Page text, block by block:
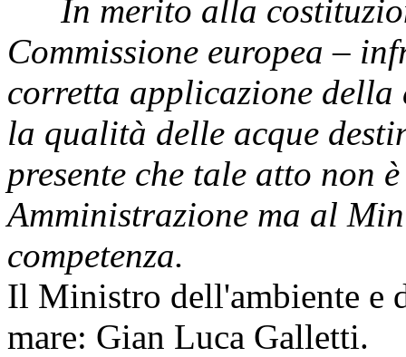
In merito alla
Commissione europea –
corretta applicazione
la qualità delle acque
presente che tale atto non
Amministrazione ma al
competenza.
Il Ministro dell'ambiente e
mare: Gian Luca Galletti.